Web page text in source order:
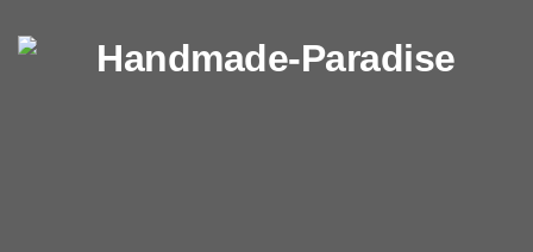
Перейти к содержимому